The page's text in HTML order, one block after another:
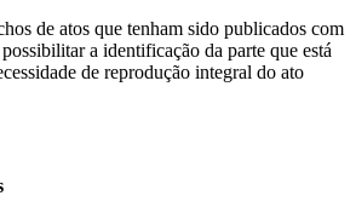
de atos que tenham sido publicados com
a identificação da parte que está
de reprodução integral do ato